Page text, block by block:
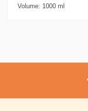
Volume: 1000 ml